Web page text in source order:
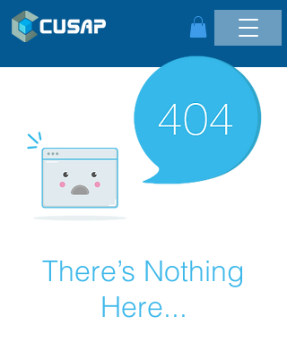
There’s Nothing
Here...